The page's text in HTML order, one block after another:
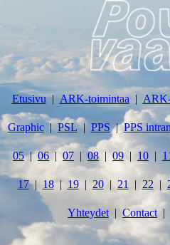
Etusivu ARK-toimintaa
Graphic PSL PPS PPS
05 06 07 08 09 10
17 18 19 20 21 22
Yhteydet Contact